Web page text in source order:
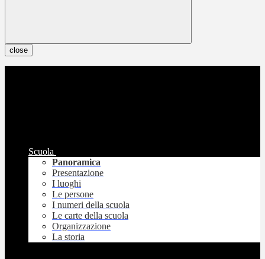
close
Scuola
Panoramica
Presentazione
I luoghi
Le persone
I numeri della scuola
Le carte della scuola
Organizzazione
La storia